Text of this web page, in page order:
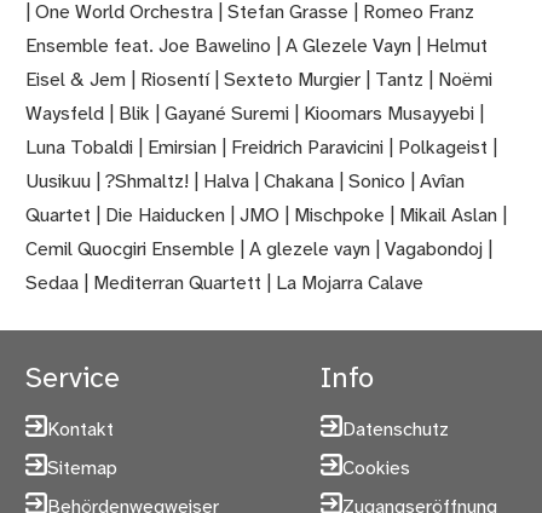
| One World Orchestra | Stefan Grasse | Romeo Franz
Ensemble feat. Joe Bawelino | A Glezele Vayn | Helmut
Eisel & Jem | Riosentí | Sexteto Murgier | Tantz | Noëmi
Waysfeld | Blik | Gayané Suremi | Kioomars Musayyebi |
Luna Tobaldi | Emirsian | Freidrich Paravicini | Polkageist |
Uusikuu | ?Shmaltz! | Halva | Chakana | Sonico | Avîan
Quartet | Die Haiducken | JMO | Mischpoke | Mikail Aslan |
Cemil Quocgiri Ensemble | A glezele vayn | Vagabondoj |
Sedaa | Mediterran Quartett | La Mojarra Calave
Service
Kontakt
Sitemap
Behördenwegweiser
Info
Datenschutz
Cookies
Zugangseröffnung